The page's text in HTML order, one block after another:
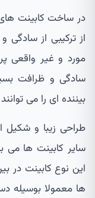
در ساخت کابینت
از ترکیبی از سادگی
مورد و غیر واقعی
سادگی و ظرافت
بیننده ای را می
طراحی زیبا و شکیل
سایر کابینت ها
این نوع کابینت در
ها معمولا بوسیله